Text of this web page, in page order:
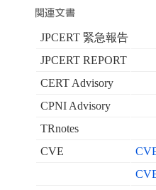
JPCERT 緊急報告
JPCERT REPORT
CERT Advisory
CPNI Advisory
TRnotes
CVE